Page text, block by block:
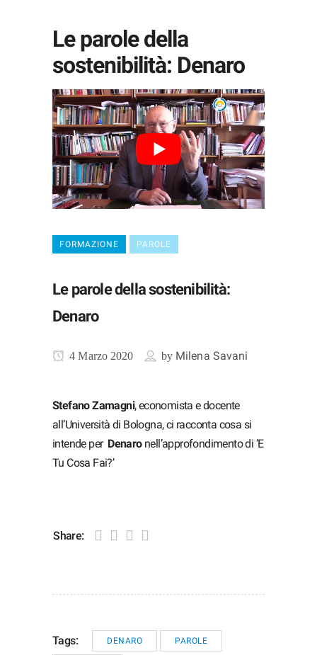
Le parole della
sostenibilità: Denaro
FORMAZIONE PAROLE
Le parole della sostenibilità:
Denaro
4 Marzo 2020 by Milena Savani
Stefano Zamagni, economista e docente
all’Università di Bologna, ci racconta cosa si
intende per Denaronell’approfondimento di ‘E
Tu Cosa Fai?’
Share:
Tags: DENARO PAROLE